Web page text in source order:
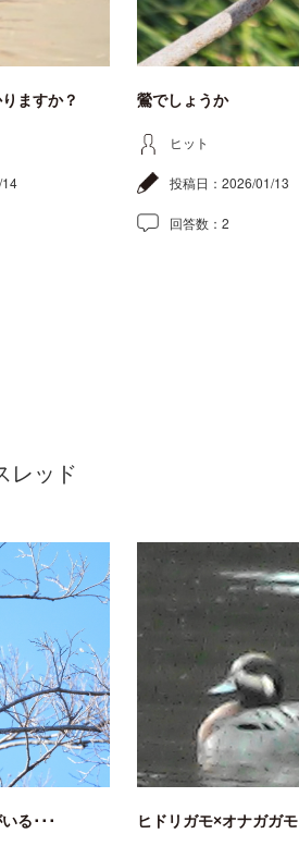
ますか？ 鶯でしょうか
ヒット
投稿日： 2026/01/13
回答数： 2
レッド
る･･･ ヒドリガモ×オナガガモ